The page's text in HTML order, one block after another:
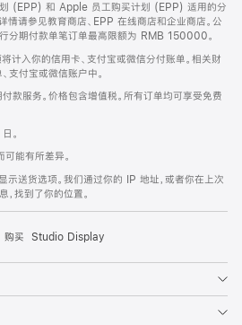
划 (EPP) 和 Apple 员工购买计划 (EPP) 适用的分
情请参见教育商店、EPP 在线商店和企业商店。公
分期付款单笔订单最高限额为 RMB 150000。
计入你的信用卡、支付宝或微信分付账单。相关财
支付宝或微信账户中。
款服务。价格包含增值税。所有订单均可享受免费
。
能有所差异。
示送货选项。我们通过你的 IP 地址，或者你在上次
找到了你的位置。
购买 Studio Display